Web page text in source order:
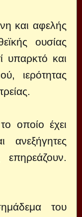
και αφελής
ουσίας
υπαρκτό και
ιερότητας
οποίο έχει
του